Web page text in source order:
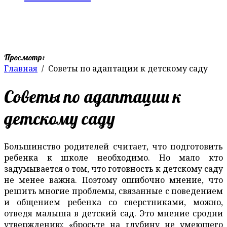
Просмотр:
Главная Советы по адаптации к детскому саду
Советы по адаптации к
детскому саду
Большинство родителей считает, что подготовить
ребенка к школе необходимо. Но мало кто
задумывается о том, что готовность к детскому саду
не менее важна. Поэтому ошибочно мнение, что
решить многие проблемы, связанные с поведением
и общением ребенка со сверстниками, можно,
отведя малыша в детский сад. Это мнение сродни
утверждению: «бросьте на глубину не умеющего